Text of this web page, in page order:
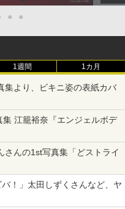
● ●
1週間 1カ月
集より、ビキニ姿の表紙カバ
）」に決定
集 江籠裕奈『エンジェルボデ
さんの1st写真集「どストライ
！」太田しずくさんなど、ヤ